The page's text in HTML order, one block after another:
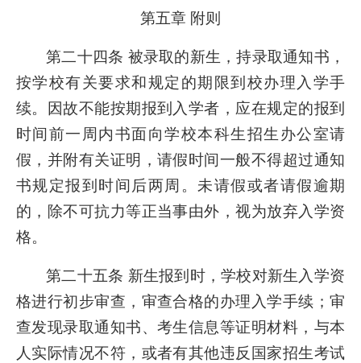
第五章 附则
第二十四条 被录取的新生，持录取通知书，
按学校有关要求和规定的期限到校办理入学手
续。因故不能按期报到入学者，应在规定的报到
时间前一周内书面向学校本科生招生办公室请
假，并附有关证明，请假时间一般不得超过通知
书规定报到时间后两周。未请假或者请假逾期
的，除不可抗力等正当事由外，视为放弃入学资
格。
第二十五条 新生报到时，学校对新生入学资
格进行初步审查，审查合格的办理入学手续；审
查发现录取通知书、考生信息等证明材料，与本
人实际情况不符，或者有其他违反国家招生考试